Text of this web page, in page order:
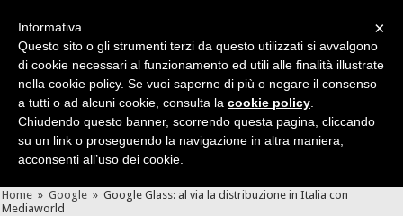
Cerca velocemente news, recensioni, guide, app, giochi ...
Home » Google » Google Glass: al via la distribuzione in Italia con
Mediaworld
×
Informativa
Questo sito o gli strumenti terzi da questo utilizzati si avvalgono
di cookie necessari al funzionamento ed utili alle finalità illustrate
nella cookie policy. Se vuoi saperne di più o negare il consenso
a tutti o ad alcuni cookie, consulta la cookie policy
Chiudendo questo banner, scorrendo questa pagina, cliccando
su un link o proseguendo la navigazione in altra maniera,
acconsenti all’uso dei cookie.